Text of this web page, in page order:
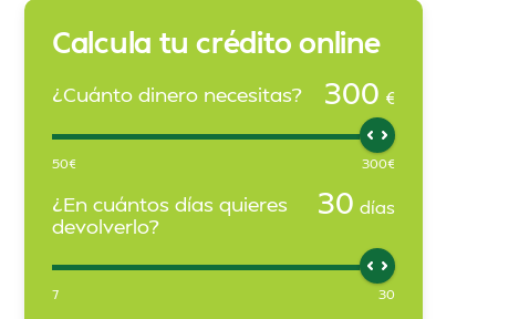
Calcula tu crédito online
¿Cuánto dinero necesitas? 300 €
50€ 300€
¿En cuántos días quieres
devolverlo?
30 días
7 30